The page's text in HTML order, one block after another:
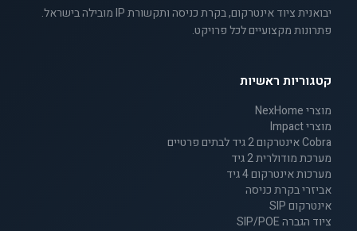
יבואנית ציוד אינטרקום, בקרת כניסה ותקשורת IP מובילה בישראל.
פתרונות מקצועיים לכל פרויקט.
קטגוריות ראשיות
מוצרי NexHome
מוצרי Impact
Cobra אינטרקום 2 גיד לבתים פרטיים
מערכת מודולרית 2 גיד
מערכות אינטרקום 4 גיד
אביזרי בקרת כניסה
אינטרקום SIP
ציוד הגברה SIP/POE